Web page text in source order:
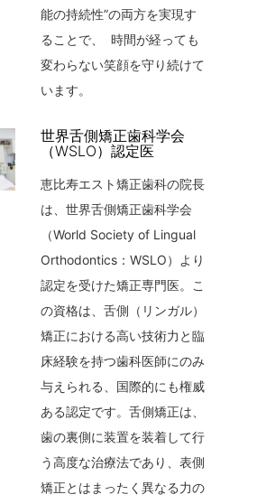
能の持続性”の両方を実現す
ることで、 時間が経っても
変わらない笑顔を守り続けて
います。
世界舌側矯正歯科学会
（WSLO）認定医
恵比寿エスト矯正歯科の院長
は、世界舌側矯正歯科学会
（World Society of Lingual
Orthodontics：WSLO）より
認定を受けた矯正専門医。こ
の資格は、舌側（リンガル）
矯正における高い技術力と臨
床経験を持つ歯科医師にのみ
与えられる、国際的にも権威
ある認定です。舌側矯正は、
歯の裏側に装置を装着して行
う高度な治療法であり、表側
矯正とはまったく異なる力の